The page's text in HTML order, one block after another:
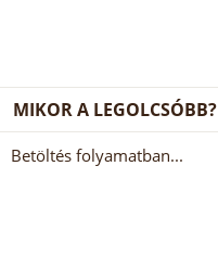
MIKOR A LEGOLCSÓBB?
Betöltés folyamatban...